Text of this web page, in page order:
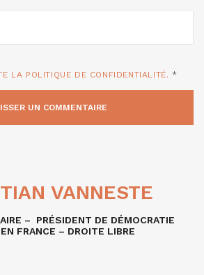
LA POLITIQUE DE CONFIDENTIALITÉ. *
VANNESTE
– PRÉSIDENT DE DÉMOCRATIE
FRANCE – DROITE LIBRE